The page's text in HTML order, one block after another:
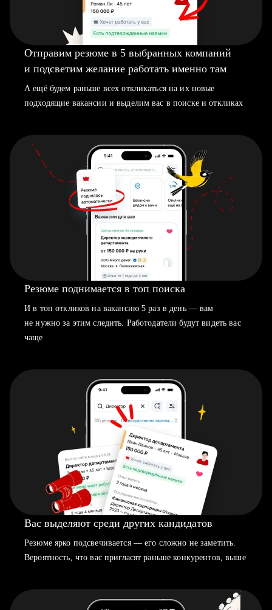
Отправим резюме в 5 выбранных компаний
и подсветим желание работать именно там
А ещё будем раньше всех откликаться на их новые
подходящие вакансии и выделим вас в поиске и откликах
Резюме поднимается в топ поиска
И в топ откликов на вакансию 5 раз в день — вам
не нужно за этим следить. Работодатели будут видеть вас
чаще
Вас выделяют среди других кандидатов
Резюме ярко подсвечивается — его сложно не заметить.
Вероятность, что вас пригласят раньше конкурентов, выше